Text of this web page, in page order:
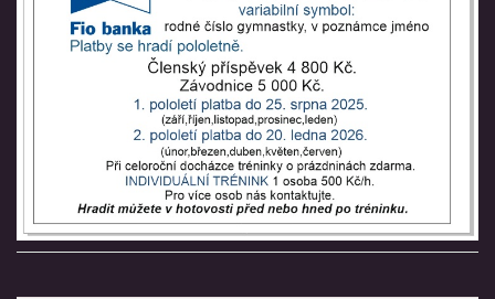
ZÁVODY
NAŠE ZÁVODNICE
HVĚZDIČKY